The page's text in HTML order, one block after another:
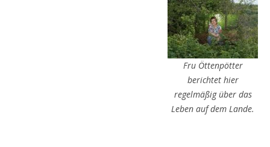
Fru Öttenpötter
berichtet hier
regelmäßig über das
Leben auf dem Lande.